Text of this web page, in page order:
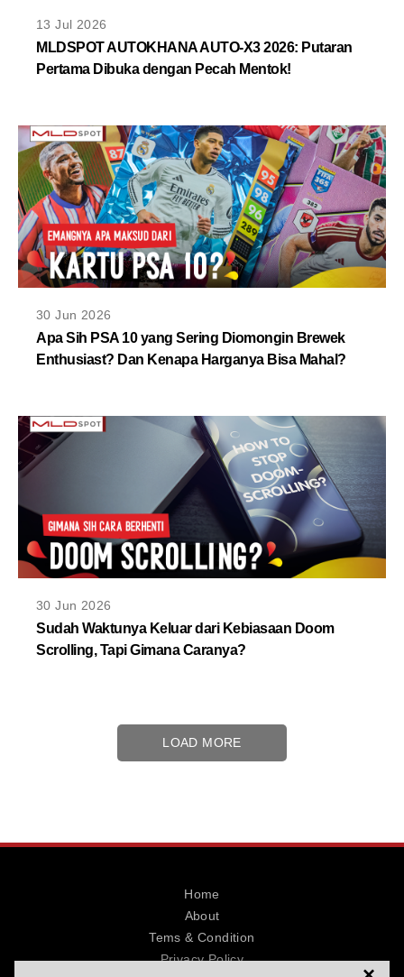
13 Jul 2026
MLDSPOT AUTOKHANA AUTO-X3 2026: Putaran
Pertama Dibuka dengan Pecah Mentok!
30 Jun 2026
Apa Sih PSA 10 yang Sering Diomongin Brewek
Enthusiast? Dan Kenapa Harganya Bisa Mahal?
30 Jun 2026
Sudah Waktunya Keluar dari Kebiasaan Doom
Scrolling, Tapi Gimana Caranya?
LOAD MORE
Home
About
Tems & Condition
Privacy Policy